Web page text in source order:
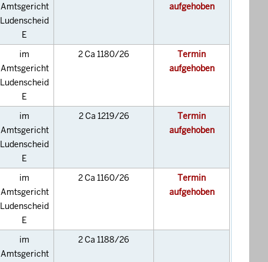
Amtsgericht
Ludenscheid
E
aufgehoben
im
Amtsgericht
Ludenscheid
E
2 Ca 1180/26
Termin
aufgehoben
im
Amtsgericht
Ludenscheid
E
2 Ca 1219/26
Termin
aufgehoben
im
Amtsgericht
Ludenscheid
E
2 Ca 1160/26
Termin
aufgehoben
im
Amtsgericht
2 Ca 1188/26